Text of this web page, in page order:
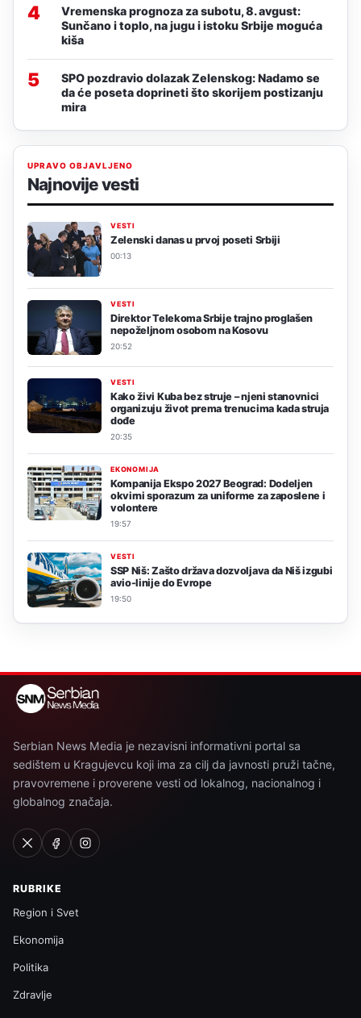
4
Vremenska prognoza za subotu, 8. avgust:
Sunčano i toplo, na jugu i istoku Srbije moguća
kiša
5
SPO pozdravio dolazak Zelenskog: Nadamo se
da će poseta doprineti što skorijem postizanju
mira
UPRAVO OBJAVLJENO
Najnovije vesti
VESTI
Zelenski danas u prvoj poseti Srbiji
00:13
VESTI
Direktor Telekoma Srbije trajno proglašen
nepoželjnom osobom na Kosovu
20:52
VESTI
Kako živi Kuba bez struje – njeni stanovnici
organizuju život prema trenucima kada struja
dođe
20:35
EKONOMIJA
Kompanija Ekspo 2027 Beograd: Dodeljen
okvirni sporazum za uniforme za zaposlene i
volontere
19:57
VESTI
SSP Niš: Zašto država dozvoljava da Niš izgubi
avio-linije do Evrope
19:50
Serbian News Media je nezavisni informativni portal sa
sedištem u Kragujevcu koji ima za cilj da javnosti pruži tačne,
pravovremene i proverene vesti od lokalnog, nacionalnog i
globalnog značaja.
RUBRIKE
Region i Svet
Ekonomija
Politika
Zdravlje